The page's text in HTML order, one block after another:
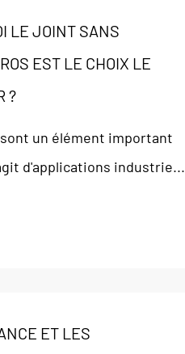
LE JOINT SANS
EST LE CHOIX LE
?
un élément important
d'applications industrie...
ET LES